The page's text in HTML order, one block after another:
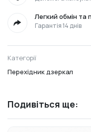
Легкий обмін та
Гарантія 14 днів
Категорії
Перехідник дзеркал
Подивіться ще: